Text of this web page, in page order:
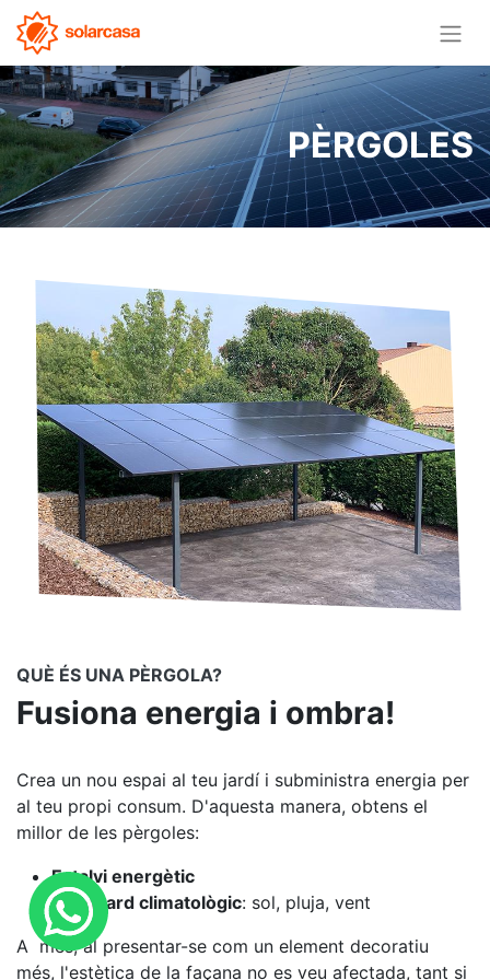
PÈRGOLES
QUÈ ÉS UNA PÈRGOLA?
Fusiona energia i ombra!
Crea un nou espai al teu jardí i subministra energia per
al teu propi consum. D'aquesta manera, obtens el
millor de les pèrgoles:
Estalvi energètic
Resguard climatològic: sol, pluja, vent
A més, al presentar-se com un element decoratiu
més, l'estètica de la façana no es veu afectada, tant si